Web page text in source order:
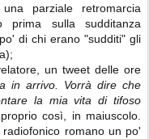
parziale retromarcia
prima sulla sudditanza
di chi erano "sudditi" gli
un tweet delle ore
in arrivo. Vorrà dire che
la mia vita di tifoso
così, in maiuscolo.
romano un po'